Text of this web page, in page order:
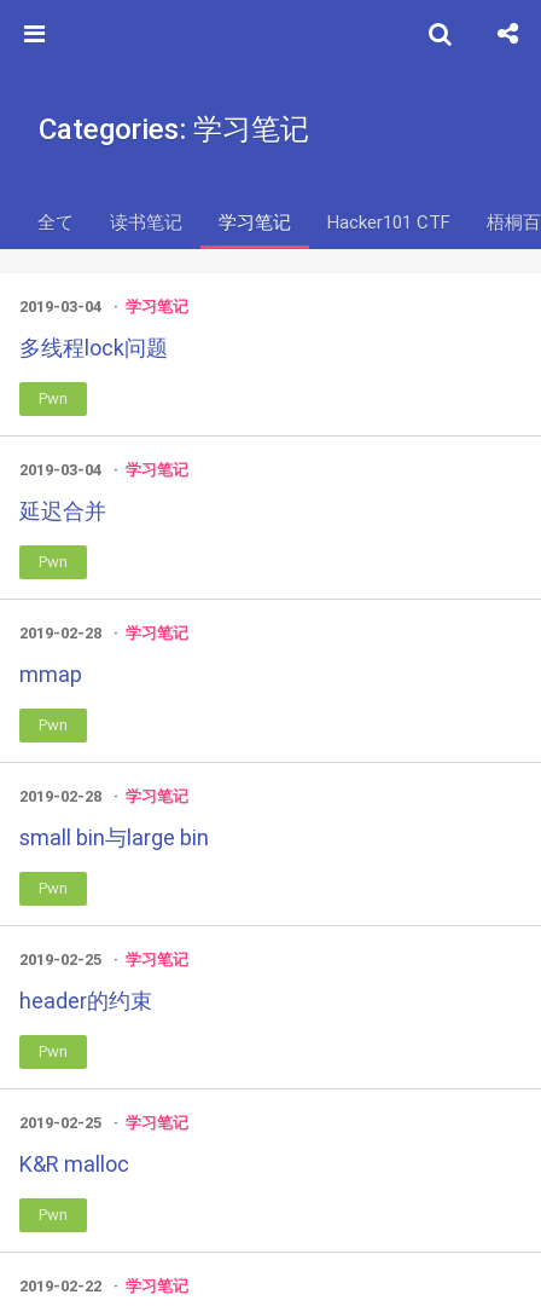
Categories: 学习笔记
全て 梧桐
读书笔记 学习笔记 Hacker101 CTF
2019-03-04 学习笔记
多线程lock问题
Pwn
2019-03-04 学习笔记
延迟合并
Pwn
2019-02-28 学习笔记
mmap
Pwn
2019-02-28 学习笔记
small bin与large bin
Pwn
2019-02-25 学习笔记
header的约束
Pwn
2019-02-25 学习笔记
K&R malloc
Pwn
2019-02-22 学习笔记